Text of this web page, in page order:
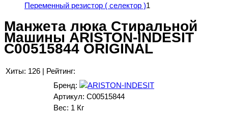
Переменный резистор ( селектор )1
Манжета люка Стиральной
Машины ARISTON-INDESIT
C00515844 ORIGINAL
Хиты: 126 | Рейтинг:
Бренд:
Артикул: C00515844
Вес: 1 Кг